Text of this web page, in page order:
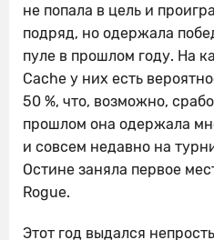
не попала в цель и
подряд, но одержала
пуле в прошлом году. На
Cache у них есть
50 %, что, возможно,
прошлом она одержала
и совсем недавно на
Остине заняла первое
Rogue.
Этот год выдался